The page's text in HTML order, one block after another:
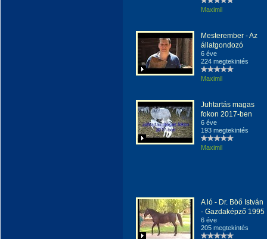
Maximil
Mesterember - Az
állatgondozó
6 éve
224 megtekintés
Maximil
Juhtartás magas
fokon 2017-ben
6 éve
193 megtekintés
Maximil
A ló - Dr. Böő István
- Gazdaképző 1995
6 éve
205 megtekintés